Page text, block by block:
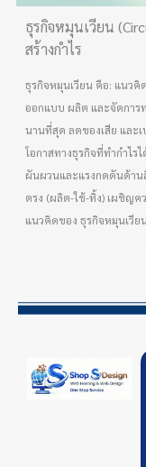
ธุรกิจหมุนเวียน
สร้างกำไร
ธุรกิจหมุนเวียน คือ: แนวคิ
ออกแบบ ผลิต และจัดการ
นานที่สุด ลดของเสีย และ
โอกาสทางธุรกิจที่ทำกำไ
ผันผวนและแรงกดดันด้าน
ตรง (ผลิต-ใช้-ทิ้ง) เผชิญ
แนวคิดของ ธุรกิจหมุนเวีย